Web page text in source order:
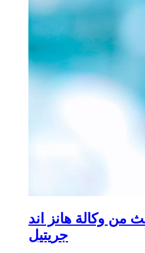
من وكالة هانز اند
جريتيل